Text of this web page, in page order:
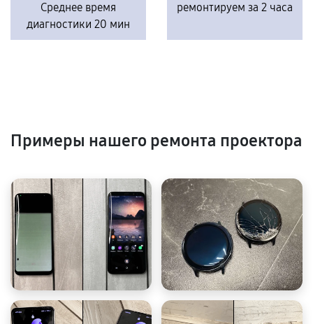
Среднее время
диагностики 20 мин
ремонтируем за 2 часа
Примеры нашего ремонта проектора